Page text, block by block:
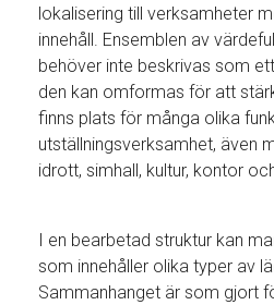
lokalisering till verksamheter
innehåll. Ensemblen av
behöver inte beskrivas som
den kan omformas för att
finns plats för många olika
utställningsverksamhet, även
idrott, simhall, kultur, kontor
I en bearbetad struktur kan
som innehåller olika typer av
Sammanhanget är som gjort